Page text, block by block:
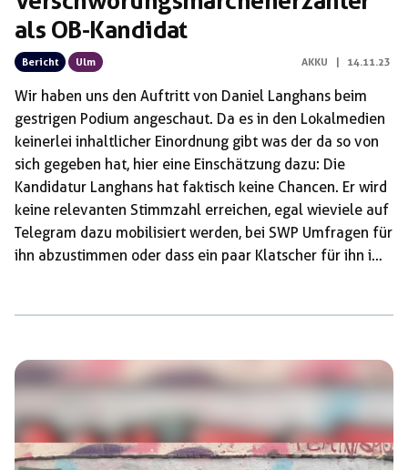
als OB-Kandidat
Bericht Ulm AKKU | 14.11.23
Wir haben uns den Auftritt von Daniel Langhans beim
gestrigen Podium angeschaut. Da es in den Lokalmedien
keinerlei inhaltlicher Einordnung gibt was der da so von
sich gegeben hat, hier eine Einschätzung dazu: Die
Kandidatur Langhans hat faktisch keine Chancen. Er wird
keine relevanten Stimmzahl erreichen, egal wieviele auf
Telegram dazu mobilisiert werden, bei SWP Umfragen für
ihn abzustimmen oder dass ein paar Klatscher für ihn im
Errungenschaften abgeschafft sehen wollen. Auf dem
Podium gestern Abend war das gut zu sehe. Hier ein paar
Beispiele: Langhans […]